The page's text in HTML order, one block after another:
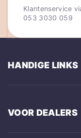
Klantenservice
053 3030 059
HANDIGE LINKS
VOOR DEALERS